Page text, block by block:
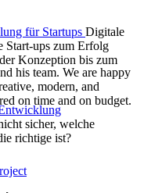
his team. We are happy
modern, and
on time and on budget.
für Startups Digitale
Start-ups zum Erfolg
Konzeption bis zum
sicher, welche
richtige ist?